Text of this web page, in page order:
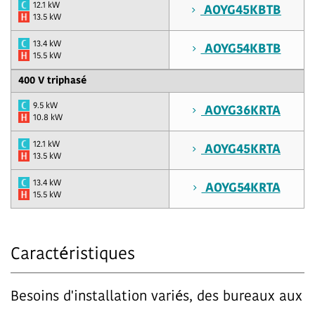
12.1 kW
13.5 kW
AOYG45KBTB
13.4 kW
15.5 kW
AOYG54KBTB
400 V triphasé
9.5 kW
10.8 kW
AOYG36KRTA
12.1 kW
13.5 kW
AOYG45KRTA
13.4 kW
15.5 kW
AOYG54KRTA
Caractéristiques
Besoins d'installation variés, des bureaux aux